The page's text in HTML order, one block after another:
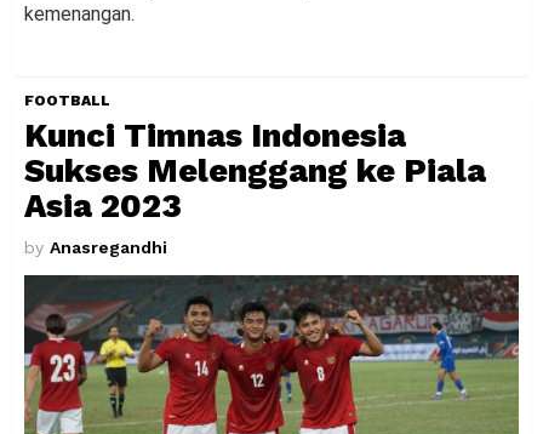
kemenangan.
FOOTBALL
Kunci Timnas Indonesia
Sukses Melenggang ke Piala
Asia 2023
by Anasregandhi